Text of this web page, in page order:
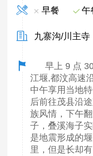
早餐 午
九寨沟/川主寺
早上 9 点 30
江堰,都汶高速
中午享用当地
后前往茂县沿
族风情，下午
子，叠溪海子
是地震形成的
里，但是长却